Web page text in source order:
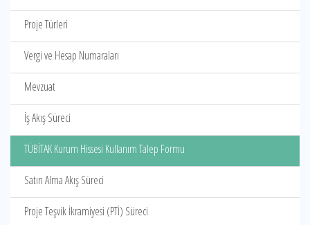
Proje Türleri
Vergi ve Hesap Numaraları
Mevzuat
İş Akış Süreci
TÜBİTAK Kurum Hissesi Kullanım Talep Formu
Satın Alma Akış Süreci
Proje Teşvik İkramiyesi (PTİ) Süreci